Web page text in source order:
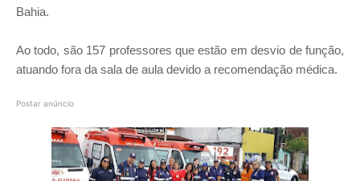
Bahia.
Ao todo, são 157 professores que estão em desvio de função,
atuando fora da sala de aula devido a recomendação médica.
Postar anúncio